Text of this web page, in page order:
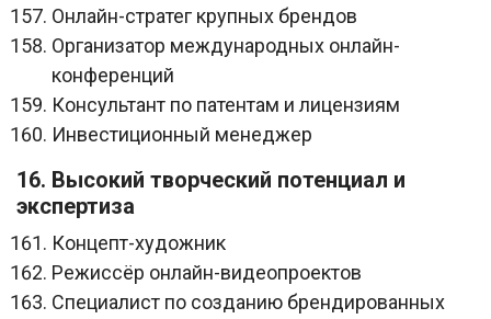
Онлайн-стратег крупных брендов
Организатор международных онлайн-
конференций
Консультант по патентам и лицензиям
Инвестиционный менеджер
16. Высокий творческий потенциал и
экспертиза
Концепт-художник
Режиссёр онлайн-видеопроектов
Специалист по созданию брендированных